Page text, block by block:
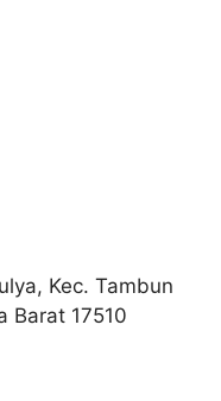
Kec. Tambun
Barat 17510